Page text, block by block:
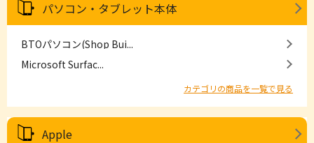
パソコン・タブレット本体
BTOパソコン(Shop Bui...
Microsoft Surfac...
カテゴリの商品を一覧で見る
Apple